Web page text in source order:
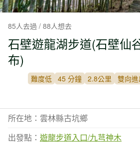
85人去過 / 88人想去
石壁遊龍湖步道(石壁仙
布)
難度低 45 分鐘 2.8公里 雙向進
所在地：雲林縣古坑鄉
出發點： 遊龍步道入口/九芎神木